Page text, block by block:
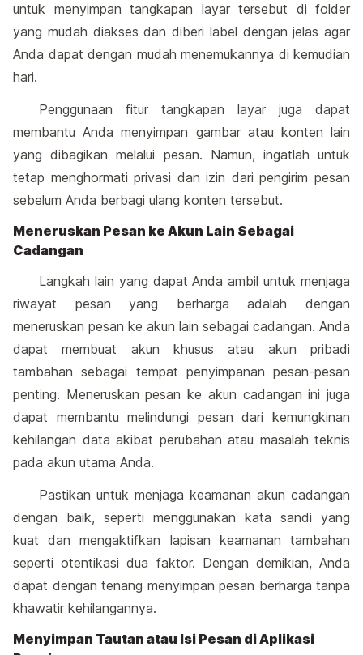
untuk menyimpan tangkapan layar tersebut di folder
yang mudah diakses dan diberi label dengan jelas agar
Anda dapat dengan mudah menemukannya di kemudian
hari.
Penggunaan fitur tangkapan layar juga dapat
membantu Anda menyimpan gambar atau konten lain
yang dibagikan melalui pesan. Namun, ingatlah untuk
tetap menghormati privasi dan izin dari pengirim pesan
sebelum Anda berbagi ulang konten tersebut.
Meneruskan Pesan ke Akun Lain Sebagai
Cadangan
Langkah lain yang dapat Anda ambil untuk menjaga
riwayat pesan yang berharga adalah dengan
meneruskan pesan ke akun lain sebagai cadangan. Anda
dapat membuat akun khusus atau akun pribadi
tambahan sebagai tempat penyimpanan pesan-pesan
penting. Meneruskan pesan ke akun cadangan ini juga
dapat membantu melindungi pesan dari kemungkinan
kehilangan data akibat perubahan atau masalah teknis
pada akun utama Anda.
Pastikan untuk menjaga keamanan akun cadangan
dengan baik, seperti menggunakan kata sandi yang
kuat dan mengaktifkan lapisan keamanan tambahan
seperti otentikasi dua faktor. Dengan demikian, Anda
dapat dengan tenang menyimpan pesan berharga tanpa
khawatir kehilangannya.
Menyimpan Tautan atau Isi Pesan di Aplikasi